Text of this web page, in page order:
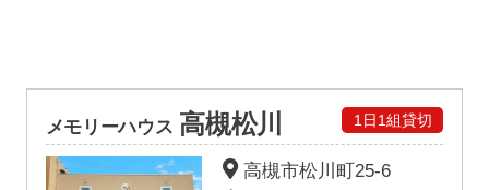
メモリーハウス 高槻松川 1日1組貸切
高槻市松川町25-6